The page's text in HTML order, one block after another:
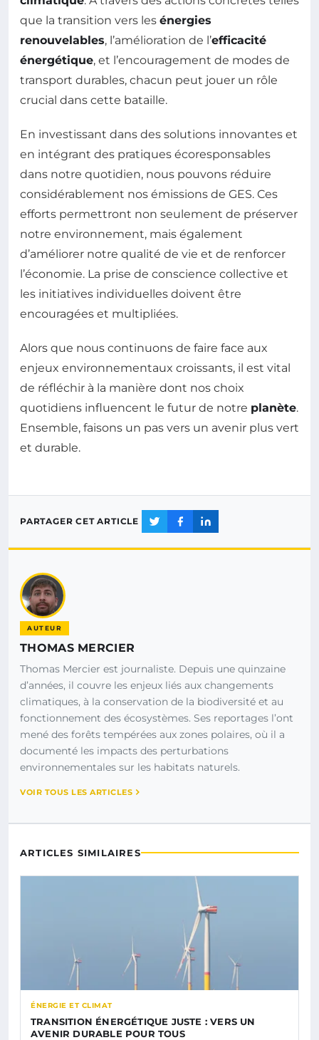
que la transition vers les énergies
renouvelables, l’amélioration de l’efficacité
énergétique, et l’encouragement de modes de
transport durables, chacun peut jouer un rôle
crucial dans cette bataille.
En investissant dans des solutions innovantes et
en intégrant des pratiques écoresponsables
dans notre quotidien, nous pouvons réduire
considérablement nos émissions de GES. Ces
efforts permettront non seulement de préserver
notre environnement, mais également
d’améliorer notre qualité de vie et de renforcer
l’économie. La prise de conscience collective et
les initiatives individuelles doivent être
encouragées et multipliées.
Alors que nous continuons de faire face aux
enjeux environnementaux croissants, il est vital
de réfléchir à la manière dont nos choix
quotidiens influencent le futur de notre planète.
Ensemble, faisons un pas vers un avenir plus vert
et durable.
PARTAGER CET ARTICLE
AUTEUR
THOMAS MERCIER
Thomas Mercier est journaliste. Depuis une quinzaine
d’années, il couvre les enjeux liés aux changements
climatiques, à la conservation de la biodiversité et au
fonctionnement des écosystèmes. Ses reportages l’ont
mené des forêts tempérées aux zones polaires, où il a
documenté les impacts des perturbations
environnementales sur les habitats naturels.
VOIR TOUS LES ARTICLES
ARTICLES SIMILAIRES
ÉNERGIE ET CLIMAT
TRANSITION ÉNERGÉTIQUE JUSTE : VERS UN
AVENIR DURABLE POUR TOUS